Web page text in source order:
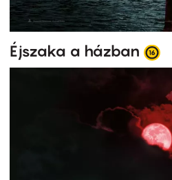
Éjszaka a házban